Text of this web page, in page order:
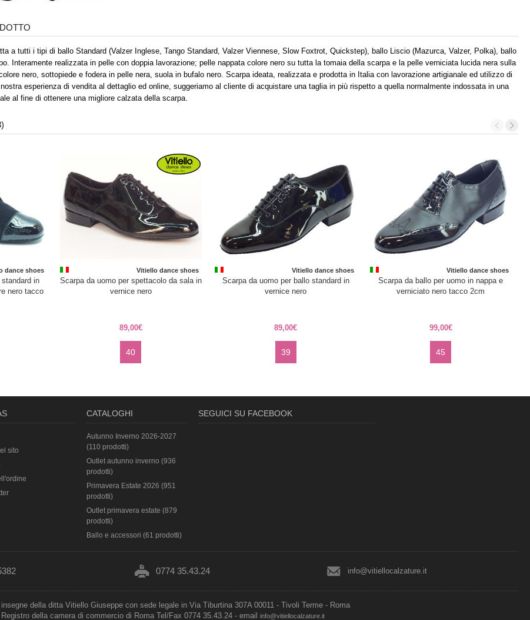
a tutti i tipi di ballo Standard (Valzer Inglese, Tango Standard, Valzer Viennese, Slow Foxtrot, Quickstep), ballo Liscio (Mazurca, Valzer, Polka), ballo
Interamente realizzata in pelle con doppia lavorazione; pelle nappata colore nero su tutta la tomaia della scarpa e la pelle verniciata lucida nera sulla
nero, sottopiede e fodera in pelle nera, suola in bufalo nero. Scarpa ideata, realizzata e prodotta in Italia con lavorazione artigianale ed utilizzo di
esperienza di vendita al dettaglio ed online, suggeriamo al cliente di acquistare una taglia in più rispetto a quella normalmente indossata in una
al fine di ottenere una migliore calzata della scarpa.
dance shoes
in
nero tacco
Vitiello dance shoes
Scarpa da uomo per spettacolo da sala in
vernice nero
89,00€
40
Vitiello dance shoes
Scarpa da uomo per ballo standard in
vernice nero
89,00€
39
Vitiello dance shoes
Scarpa da ballo per uomo in nappa e
verniciato nero tacco 2cm
99,00€
45
sito
CATALOGHI
Autunno Inverno 2026-2027
(110 prodotti)
Outlet autunno inverno (936
prodotti)
Primavera Estate 2026 (951
prodotti)
Outlet primavera estate (879
prodotti)
Ballo e accessori (61 prodotti)
SEGUICI SU FACEBOOK
0774 35.43.24 info@vitiellocalzature.it
della ditta Vitiello Giuseppe con sede legale in Via Tiburtina 307A 00011 - Tivoli Terme - Roma
della camera di commercio di Roma Tel/Fax 0774 35.43.24 - emailinfo@vitiellocalzature.it